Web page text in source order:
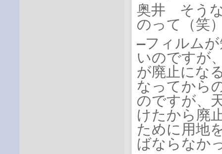
奥井 そう
のって（笑
―フィルム
いのですが
が廃止にな
なってから
のですが、
けたから廃
ために用地
ばならなか